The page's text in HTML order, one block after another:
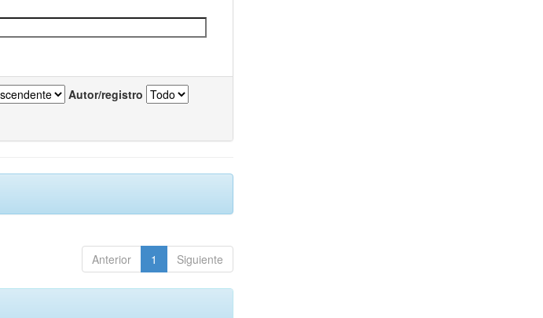
Autor/registro
Anterior 1 Siguiente